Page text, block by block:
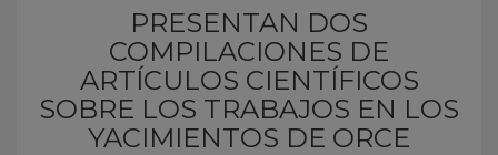
PRESENTAN DOS
COMPILACIONES DE
ARTÍCULOS CIENTÍFICOS
SOBRE LOS TRABAJOS EN LOS
YACIMIENTOS DE ORCE